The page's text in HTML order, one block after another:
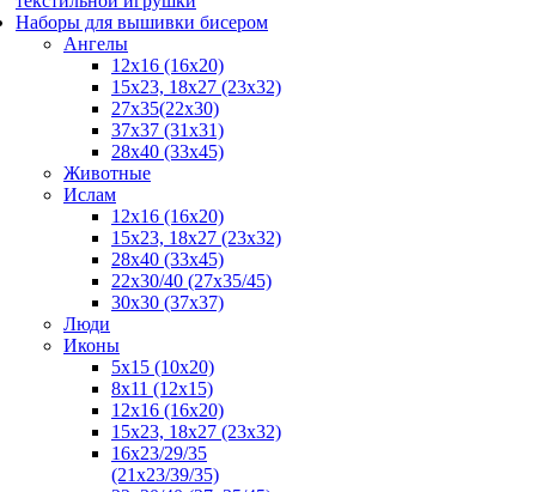
Наборы для вышивки бисером
Ангелы
12х16 (16х20)
15x23, 18х27 (23х32)
27x35(22x30)
37x37 (31x31)
28х40 (33х45)
Животные
Ислам
12x16 (16х20)
15x23, 18х27 (23х32)
28x40 (33x45)
22х30/40 (27х35/45)
30x30 (37x37)
Люди
Иконы
5x15 (10х20)
8x11 (12х15)
12x16 (16х20)
15x23, 18х27 (23х32)
16х23/29/35
(21х23/39/35)